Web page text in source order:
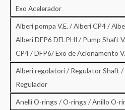
Exo Acelerador
Alberi pompa V.E. / Alberi CP4 /
Alberi DFP6 DELPHI / Pump Shaft
CP4 / DFP6/ Exo de Acionamento
Alberi regolatori / Regulator Shaft /
Regulador
Anelli O-rings / O-rings / Anillo O-